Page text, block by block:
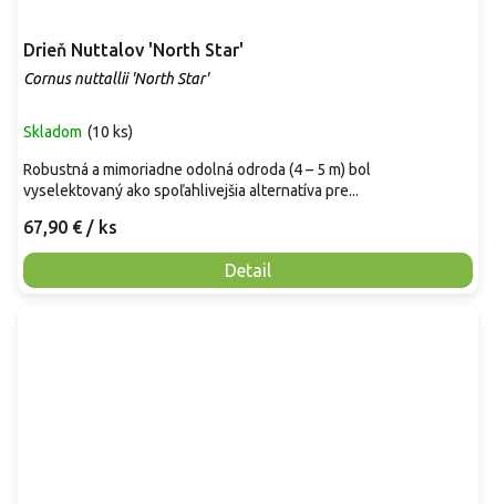
Drieň Nuttalov 'North Star'
Cornus nuttallii 'North Star'
Skladom (10 ks)
67,90 € / ks
Detail
Robustná a mimoriadne odolná odroda (4 – 5 m) bol
vyselektovaný ako spoľahlivejšia alternatíva pre...